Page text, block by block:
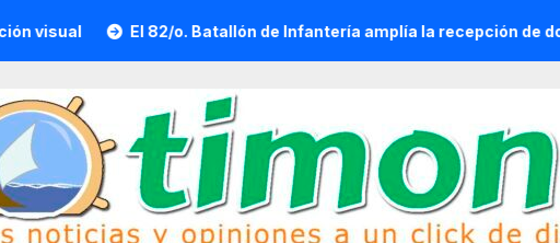
El 82/o. Batallón de Infantería amplía la recepción de